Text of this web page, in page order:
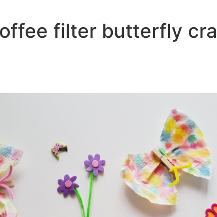
filter butterfly